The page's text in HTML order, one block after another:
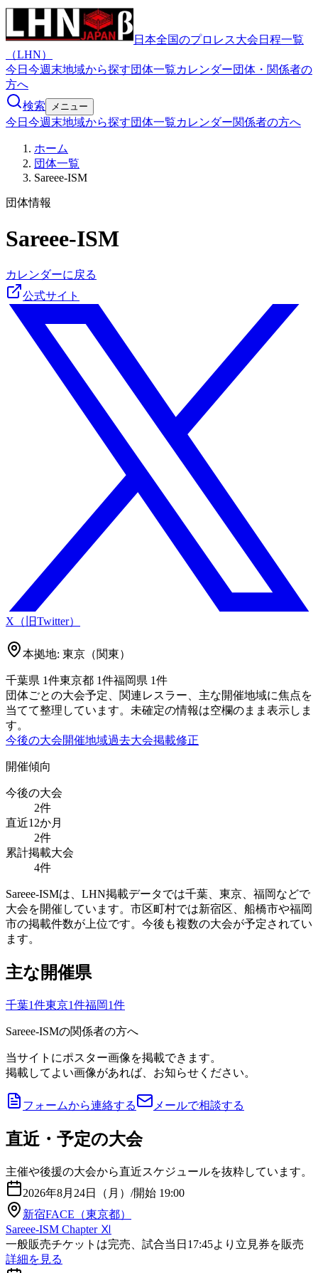
日本全国のプロレス大会日程一覧
（LHN）
今日 今週末地域から探す団体一覧カレンダー団体・関係者の
方へ
検索
メニュー
今日 今週末地域から探す団体一覧カレンダー関係者の方へ
ホーム
団体一覧
Sareee-ISM
団体情報
Sareee-ISM
カレンダーに戻る
公式サイト
X（旧Twitter）
本拠地: 東京（関東）
千葉県 1件東京都 1件福岡県 1件
団体ごとの大会予定、関連レスラー、主な開催地域に焦点を
当てて整理しています。未確定の情報は空欄のまま表示しま
す。
今後の大会開催地域過去大会掲載修正
開催傾向
今後の大会
2件
直近12か月
2件
累計掲載大会
4件
Sareee-ISMは、LHN掲載データでは千葉、東京、福岡などで
大会を開催しています。市区町村では新宿区、船橋市や福岡
市の掲載件数が上位です。今後も複数の大会が予定されてい
ます。
主な開催県
千葉1件東京1件福岡1件
Sareee-ISMの関係者の方へ
当サイトにポスター画像を掲載できます。
掲載してよい画像があれば、お知らせください。
フォームから連絡する メールで相談する
直近・予定の大会
主催や後援の大会から直近スケジュールを抜粋しています。
2026年8月24日（月） /開始 19:00
新宿FACE（東京都）
Sareee-ISM Chapter Ⅺ
一般販売チケットは完売、試合当日17:45より立見券を販売
詳細を見る